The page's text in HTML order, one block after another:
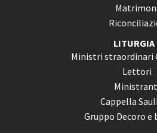
LITURGIA
Ministri straordinari
Lettori
Cappella
Gruppo Decoro e